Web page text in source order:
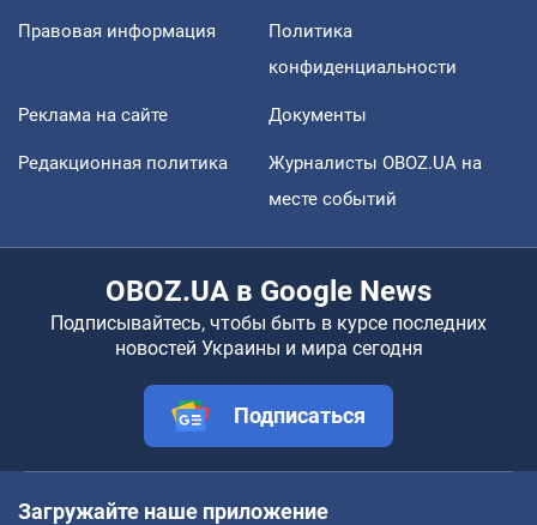
Правовая информация
Политика
конфиденциальности
Реклама на сайте Документы
Редакционная политика
Журналисты OBOZ.UA на
месте событий
OBOZ.UA в Google News
Подписывайтесь, чтобы быть в курсе последних
новостей Украины и мира сегодня
Подписаться
Загружайте наше приложение